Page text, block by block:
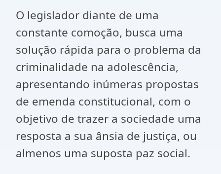
O legislador diante de uma
constante comoção, busca uma
solução rápida para o problema da
criminalidade na adolescência,
apresentando inúmeras propostas
de emenda constitucional, com o
objetivo de trazer a sociedade uma
resposta a sua ânsia de justiça, ou
almenos uma suposta paz social.